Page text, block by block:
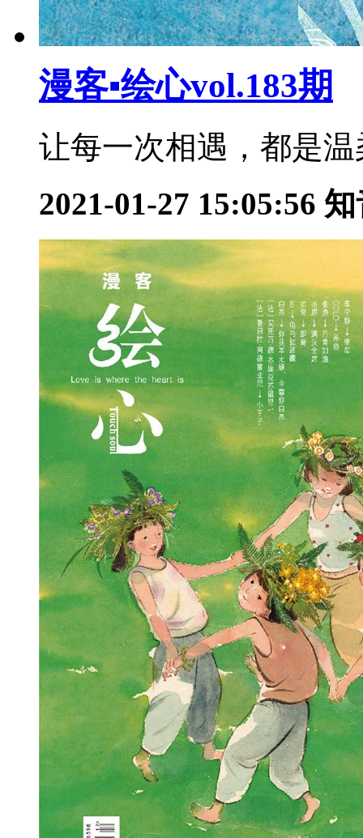
漫客▪绘心vol.183期
让每一次相遇，都是
2021-01-27 15:05:56